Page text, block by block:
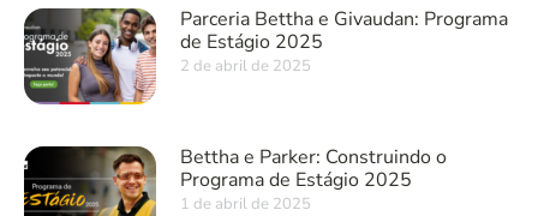
Parceria Bettha e Givaudan: Programa
de Estágio 2025
2 de abril de 2025
Bettha e Parker: Construindo o
Programa de Estágio 2025
1 de abril de 2025